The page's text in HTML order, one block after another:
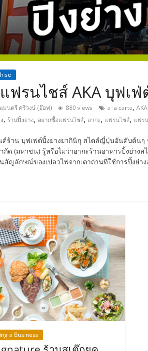
ฟรนไชส์ AKA บุฟเฟ่
นตรี ศรีวงษ์ (อ๊อฟ) 880 views a la carte, AKA
, ร้านปิ้งย่าง, อยากซื้อแฟรนไชส์, อากะ, แฟรนไชส์, แฟร
นด์ร้าน บุฟเฟ่ต์ปิ้งย่างยากินิกุ สไตล์ญี่ปุ่นอันดับต้น
กัด (มหาชน) รู้หรือไม่ว่าอากะร้านอาหารปิ้งย่าง
สัญลักษณ์ของเปลวไฟจากเตาถ่านที่ใช้การปิ้งย่าง
a Business